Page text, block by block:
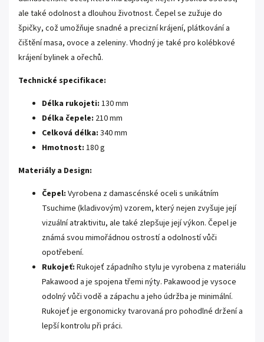
ale také odolnost a dlouhou životnost. Čepel se zužuje do
špičky, což umožňuje snadné a precizní krájení, plátkování a
čištění masa, ovoce a zeleniny. Vhodný je také pro kolébkové
krájení bylinek a ořechů.
Technické specifikace:
Délka rukojeti: 130 mm
Délka čepele: 210 mm
Celková délka: 340 mm
Hmotnost: 180 g
Materiály a Design:
Čepel: Vyrobena z damascénské oceli s unikátním
Tsuchime (kladivovým) vzorem, který nejen zvyšuje její
vizuální atraktivitu, ale také zlepšuje její výkon. Čepel je
známá svou mimořádnou ostrostí a odolností vůči
opotřebení.
Rukojeť: Rukojeť západního stylu je vyrobena z materiálu
Pakawood a je spojena třemi nýty. Pakawood je vysoce
odolný vůči vodě a zápachu a jeho údržba je minimální.
Rukojeť je ergonomicky tvarovaná pro pohodlné držení a
lepší kontrolu při práci.